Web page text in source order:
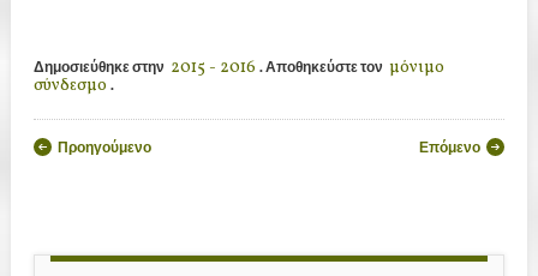
Δημοσιεύθηκε στην 2015 - 2016 . Αποθηκεύστε τον μόνιμο
σύνδεσμο .
Πλοήγηση άρθρων
Προηγούμενο Επόμενο